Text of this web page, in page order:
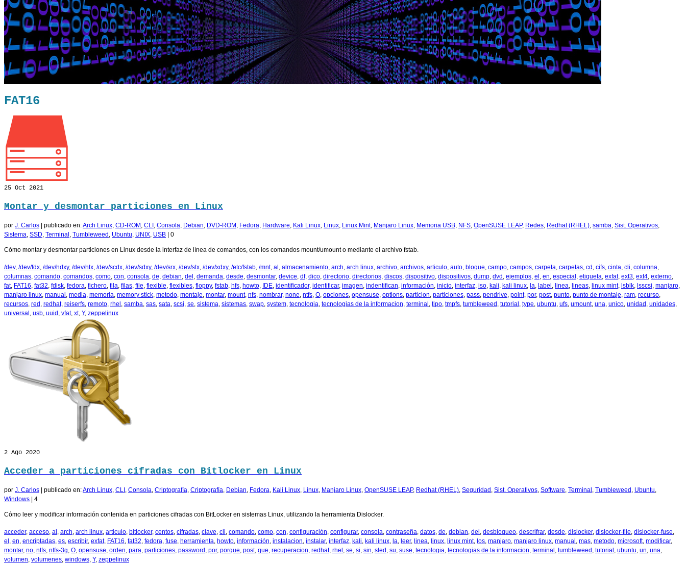
FAT16
25 Oct 2021
Montar y desmontar particiones en Linux
por J. Carlos publicado en:Arch Linux, CD-ROM , CLI , Consola, Debian, DVD-ROM , Fedora, Hardware, Kali Linux, Linux, Linux Mint, Manjaro Linux, Memoria USB, NFS, OpenSUSE LEAP, Redes, Redhat (RHEL), samba, Sist. Operativos,
Sistema, SSD, Terminal , Tumbleweed , Ubuntu, UNIX, USB 0
Cómo montar y desmontar particiones en Linux desde la interfaz de línea de comandos, con los comandos mount/umount o mediante el archivo fstab.
/dev, /dev/fdx, /dev/hdxy, /dev/htx, /dev/scdx, /dev/sdxy, /dev/srx, /dev/stx, /dev/xdxy, /etc/fstab, /mnt, al , almacenamiento, arch, arch linux, archivo, archivos, articulo, auto, bloque, campo, campos, carpeta, carpetas, cd , cifs, cinta, cli, columna,
columnas, comando, comandos, como, con, consola, de, debian, del , demanda, desde, desmontar, device, df, dico, directorio, directorios, discos, dispositivo, dispositivos, dump, dvd , ejemplos, el , en, especial , etiqueta, exfat, ext3, ext4, externo,
fat, FAT16, fat32, fdisk, fedora, fichero, fila, filas, file, flexible, flexibles, floppy, fstab, hfs, howto, IDE, identificador, identificar, imagen, indentifican, información, inicio, interfaz, iso, kali, kali linux, la, label , linea, lineas, linux mint, lsblk, lsscsi, manjaro,
manjaro linux, manual , media, memoria, memory stick, metodo, montaje, montar, mount, nfs, nombrar, none, ntfs, O, opciones, opensuse, options, particion, particiones, pass, pendrive, point, por, post, punto, punto de montaje, ram, recurso,
recursos, red , redhat, reiserfs, remoto, rhel , samba, sas, sata, scsi, se, sistema, sistemas, swap, system, tecnologia, tecnologias de la informacion, terminal , tipo, tmpfs, tumbleweed , tutorial , type, ubuntu, ufs, umount, una, unico, unidad , unidades,
universal , usb, uuid , vfat, xt, Y, zeppelinux
2 Ago 2020
Acceder a particiones cifradas con Bitlocker en Linux
por J. Carlos publicado en:Arch Linux, CLI , Consola, Criptografía, Criptografía, Debian, Fedora, Kali Linux, Linux, Manjaro Linux, OpenSUSE LEAP, Redhat (RHEL), Seguridad , Sist. Operativos, Software, Terminal , Tumbleweed , Ubuntu,
Windows
4
Cómo leer y modificar información contenida en particiones cifradas con BitLocker en sistemas Linux, utilizando la herramienta Dislocker.
acceder, acceso, al , arch, arch linux, articulo, bitlocker, centos, cifradas, clave, cli, comando, como, con, configuración, configurar, consola, contraseña, datos, de, debian, del , desbloqueo, descrifrar, desde, dislocker, dislocker-file, dislocker-fuse,
el , en, encriptadas, es, escribir, exfat, FAT16, fat32, fedora, fuse, herramienta, howto, información, instalacion, instalar, interfaz, kali, kali linux, la, leer, linea, linux, linux mint, los, manjaro, manjaro linux, manual , mas, metodo, microsoft, modificar,
montar, no, ntfs, ntfs-3g, O, opensuse, orden, para, particiones, password , por, porque, post, que, recuperacion, redhat, rhel , se, si, sin, sled , su, suse, tecnologia, tecnologias de la informacion, terminal , tumbleweed , tutorial , ubuntu, un, una,
volumen, volumenes, windows, Y, zeppelinux